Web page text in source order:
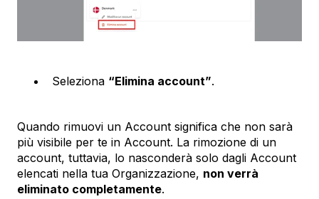
Seleziona “Elimina account”.
Quando rimuovi un Account significa che non sarà
più visibile per te in Account. La rimozione di un
account, tuttavia, lo nasconderà solo dagli Account
elencati nella tua Organizzazione, non verrà
eliminato completamente.